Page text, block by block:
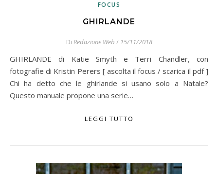
FOCUS
GHIRLANDE
Di Redazione Web / 15/11/2018
GHIRLANDE di Katie Smyth e Terri Chandler, con
fotografie di Kristin Perers [ ascolta il focus / scarica il pdf ]
Chi ha detto che le ghirlande si usano solo a Natale?
Questo manuale propone una serie…
LEGGI TUTTO